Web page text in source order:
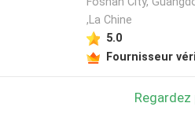
,La Chine
5.0
Fournisseur
Regardez